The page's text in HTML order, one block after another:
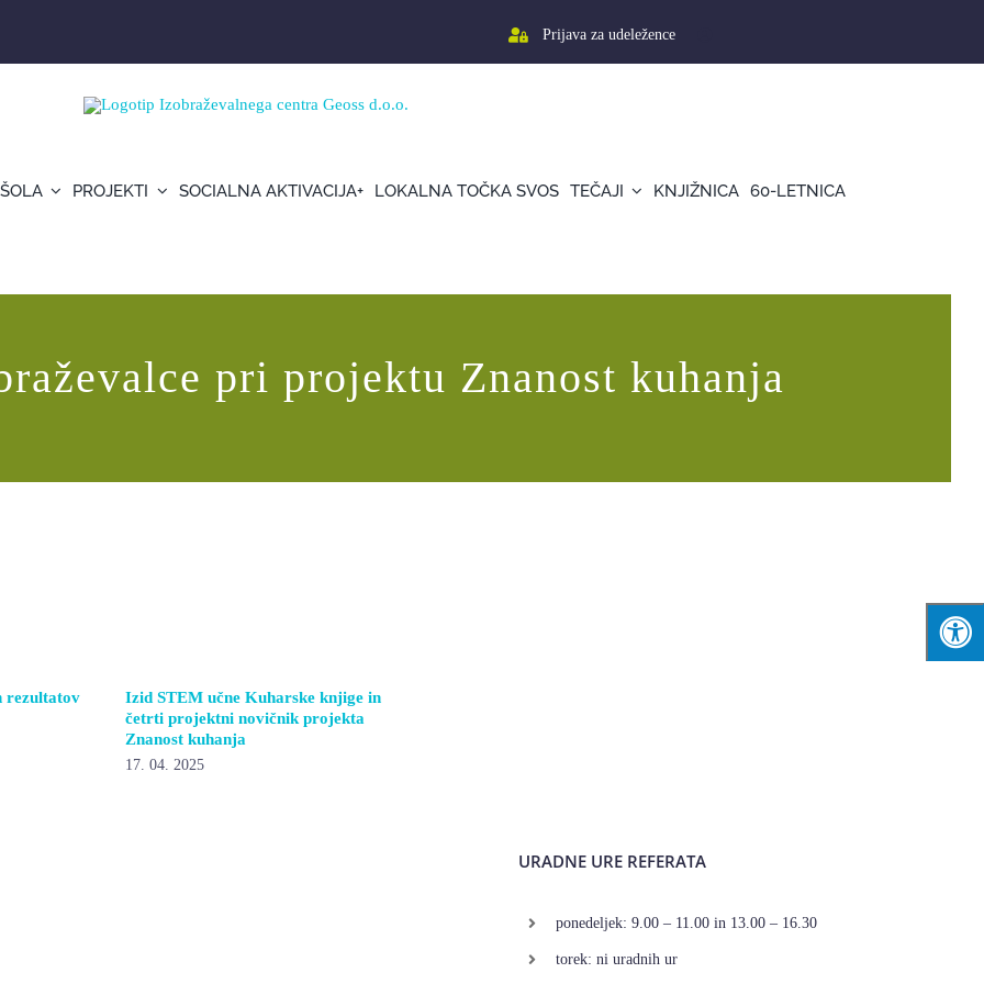
Prijava za udeležence
PROJEKTI SOCIALNA AKTIVACIJA+ LOKALNA TOČKA SVOS TEČAJI KNJIŽNICA 60-LETNICA
pri projektu Znanost kuhanja
rezultatov
Izid STEM učne Kuharske knjige in
četrti projektni novičnik projekta
Znanost kuhanja
17. 04. 2025
URADNE URE REFERATA
ponedeljek: 9.00 – 11.00 in 13.00 – 16.30
torek: ni uradnih ur